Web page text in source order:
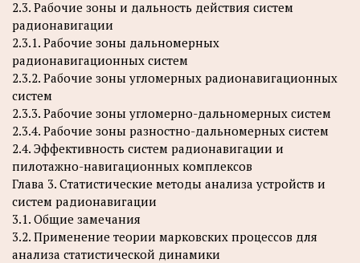
2.3. Рабочие зоны и дальность действия систем
радионавигации
2.3.1. Рабочие зоны дальномерных
радионавигационных систем
2.3.2. Рабочие зоны угломерных радионавигационных
систем
2.3.3. Рабочие зоны угломерно-дальномерных систем
2.3.4. Рабочие зоны разностно-дальномерных систем
2.4. Эффективность систем радионавигации и
пилотажно-навигационных комплексов
Глава 3. Статистические методы анализа устройств и
систем радионавигации
3.1. Общие замечания
3.2. Применение теории марковских процессов для
анализа статистической динамики